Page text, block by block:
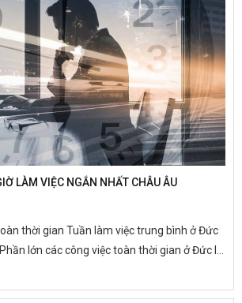
LÀM VIỆC NGẮN NHẤT CHÂU ÂU
việc trung bình ở Đức
lớn các công việc toàn thời gian ở Đức là
ngày, năm ngày một tuần,...